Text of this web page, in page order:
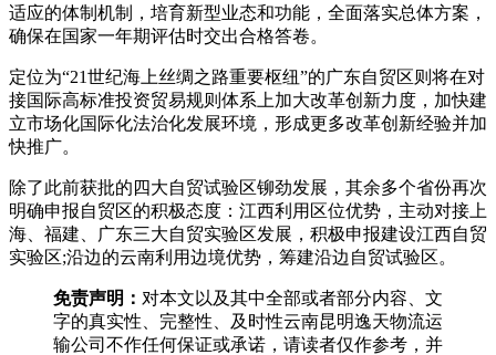
适应的体制机制，培育新型业态和功能，全面落实总体方案，
确保在国家一年期评估时交出合格答卷。
定位为“21世纪海上丝绸之路重要枢纽”的广东自贸区则将在对
接国际高标准投资贸易规则体系上加大改革创新力度，加快建
立市场化国际化法治化发展环境，形成更多改革创新经验并加
快推广。
除了此前获批的四大自贸试验区铆劲发展，其余多个省份再次
明确申报自贸区的积极态度：江西利用区位优势，主动对接上
海、福建、广东三大自贸实验区发展，积极申报建设江西自贸
实验区;沿边的云南利用边境优势，筹建沿边自贸试验区。
免责声明： 对本文以及其中全部或者部分内容、文
字的真实性、完整性、及时性云南昆明逸天物流运
输公司不作任何保证或承诺，请读者仅作参考，并